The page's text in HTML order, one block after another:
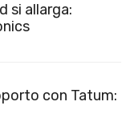
si allarga:
con Tatum: